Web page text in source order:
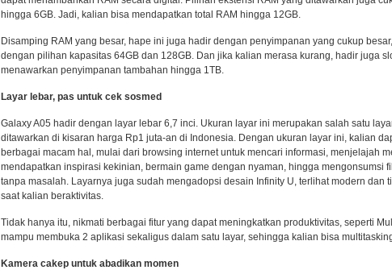
hingga 6GB. Jadi, kalian bisa mendapatkan total RAM hingga 12GB.
Disamping RAM yang besar, hape ini juga hadir dengan penyimpanan yang cukup
dengan pilihan kapasitas 64GB dan 128GB. Dan jika kalian merasa kurang, hadir juga
menawarkan penyimpanan tambahan hingga 1TB.
Layar lebar, pas untuk cek sosmed
Galaxy A05 hadir dengan layar lebar 6,7 inci. Ukuran layar ini merupakan salah satu
ditawarkan di kisaran harga Rp1 juta-an di Indonesia. Dengan ukuran layar ini, kalian
berbagai macam hal, mulai dari browsing internet untuk mencari informasi, menjelajah
mendapatkan inspirasi kekinian, bermain game dengan nyaman, hingga mengonsumsi
tanpa masalah. Layarnya juga sudah mengadopsi desain Infinity U, terlihat modern dan
saat kalian beraktivitas.
Tidak hanya itu, nikmati berbagai fitur yang dapat meningkatkan produktivitas, seperti
mampu membuka 2 aplikasi sekaligus dalam satu layar, sehingga kalian bisa
Kamera cakep untuk abadikan momen